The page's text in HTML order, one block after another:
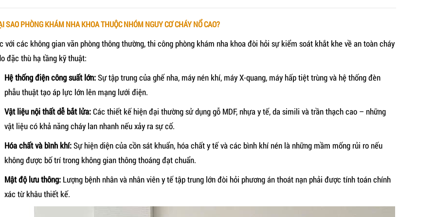
SAO PHÒNG KHÁM NHA KHOA THUỘC NHÓM NGUY CƠ CHÁY NỔ CAO?
với các không gian văn phòng thông thường, thi công phòng khám nha khoa đòi hỏi sự kiểm soát khắt khe về an toàn cháy
đặc thù hạ tầng kỹ thuật:
Hệ thống điện công suất lớn:Sự tập trung của ghế nha, máy nén khí, máy X-quang, máy hấp tiệt trùng và hệ thống đèn
phẫu thuật tạo áp lực lớn lên mạng lưới điện.
Vật liệu nội thất dễ bắt lửa:Các thiết kế hiện đại thường sử dụng gỗ MDF, nhựa y tế, da simili và trần thạch cao – những
vật liệu có khả năng cháy lan nhanh nếu xảy ra sự cố.
Hóa chất và bình khí:Sự hiện diện của cồn sát khuẩn, hóa chất y tế và các bình khí nén là những mầm mống rủi ro nếu
không được bố trí trong không gian thông thoáng đạt chuẩn.
Mật độ lưu thông: Lượng bệnh nhân và nhân viên y tế tập trung lớn đòi hỏi phương án thoát nạn phải được tính toán chính
xác từ khâu thiết kế.